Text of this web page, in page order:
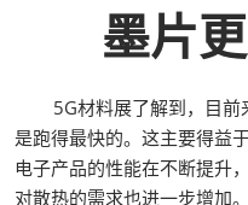
墨片
5G材料展了解到，目前
是跑得最快的。这主要得益
电子产品的性能在不断提升
对散热的需求也进一步增加。